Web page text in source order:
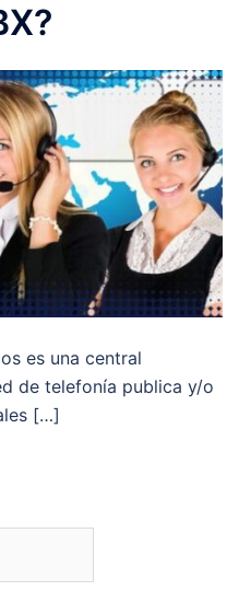
es una central
de telefonía publica y/o
[…]